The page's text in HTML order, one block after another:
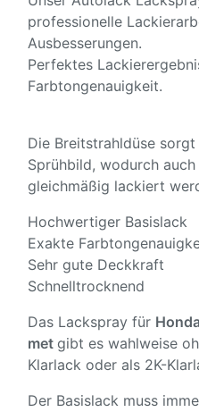
professionelle
Ausbesserungen.
Perfektes
Farbtongenauigkeit.
Die Breitstrahldüse
Sprühbild, wodurch
gleichmäßig lackiert
Hochwertiger Basislack
Exakte
Sehr gute Deckkraft
Schnelltrocknend
Das Lackspray für
met gibt es wahlweise
Klarlack oder als 2K-
Der Basislack muss